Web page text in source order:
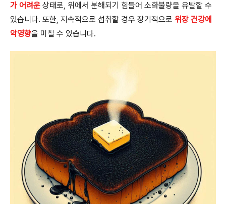
가 어려운 상태로, 위에서 분해되기 힘들어 소화불량을 유발할 수
있습니다. 또한, 지속적으로 섭취할 경우 장기적으로 위장 건강에
악영향을 미칠 수 있습니다.